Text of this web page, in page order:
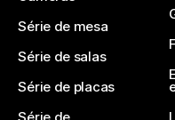
Série de mesa
Série de salas
Série de placas